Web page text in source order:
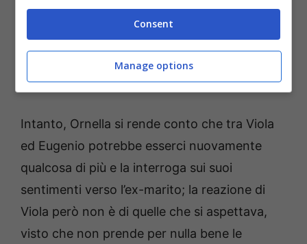
preoccupate per Michele. Le due vedono il
giornalista, chiuso nelle sue convinzioni,
sempre più distante dalla realtà e ciò le mette
parecchio in apprensione.
Intanto, Ornella si rende conto che tra Viola
ed Eugenio potrebbe esserci nuovamente
qualcosa di più e la interroga sui suoi
sentimenti verso l’ex-marito; la reazione di
Viola però non è di quelle che si aspettava,
visto che non prende per nulla bene le
Consent
Manage options